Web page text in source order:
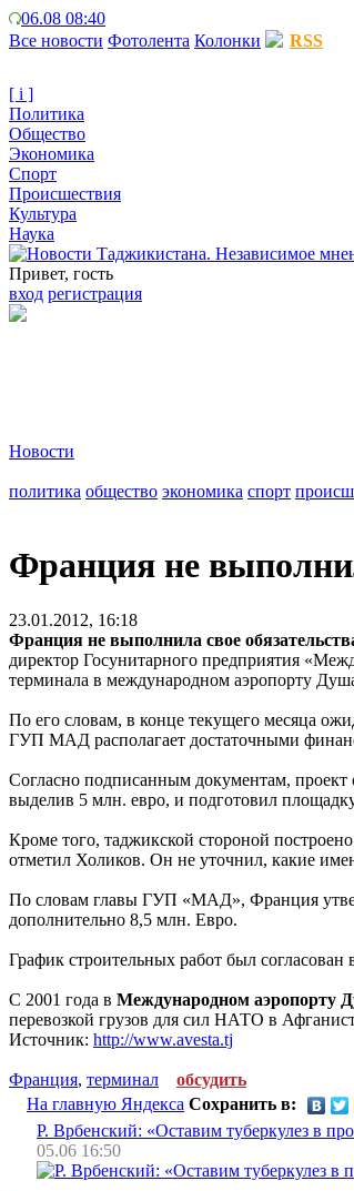
06.08 08:40
Все новости Фотолента Колонки RSS
[ i ]
Политика
Общество
Экономика
Спорт
Происшествия
Культура
Наука
Привет, гость
вход регистрация
Новости
политика общество экономика спорт
Франция не
23.01.2012, 16:18
Франция не выполнила свое
директор Госунитарного предприятия
терминала в международном аэропорту
По его словам, в конце текущего месяца
ГУП МАД располагает достаточными
Согласно подписанным документам, проект
выделив 5 млн. евро, и подготовил
Кроме того, таджикской стороной
отметил Холиков. Он не уточнил, какие
По словам главы ГУП «МАД», Франция
дополнительно 8,5 млн. Евро.
График строительных работ был
С 2001 года в Международном аэропорту
перевозкой грузов для сил НАТО в
Источник: http://www.avesta.tj
Франция, терминал
обсудить
На главную Яндекса Сохранить в:
Р. Врбенский: «Оставим туберкулез в
05.06 16:50